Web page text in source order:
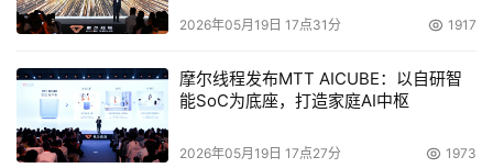
一个或两个服务包和足够的时间，这样一切可以解决，因为
受，只是因为它是新的，你暂时就会歇业了"。
4.随着移动的扩展，移动安全也会带来挑战
2026年05月19日 17点31分 1917
摩尔线程发布MTT AICUBE：以自研智
能SoC为底座，打造家庭AI中枢
2026年05月19日 17点27分 1973